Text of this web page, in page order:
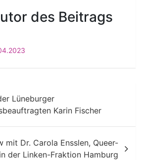
des Beitrags
Lüneburger
Karin Fischer
mit Dr. Carola Ensslen, Queer-
der Linken-Fraktion Hamburg